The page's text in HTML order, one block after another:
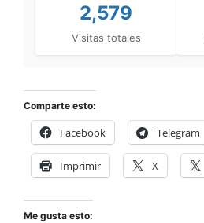
2,579
Visitas totales
Comparte esto:
Facebook Telegram
Imprimir X
Me gusta esto: